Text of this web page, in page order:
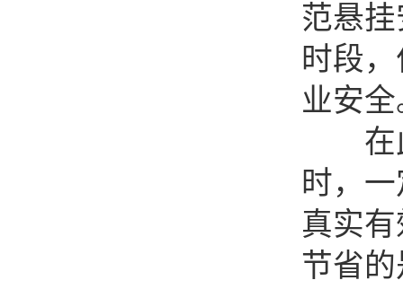
范悬
时段
业安
在此
时，
真实
节省